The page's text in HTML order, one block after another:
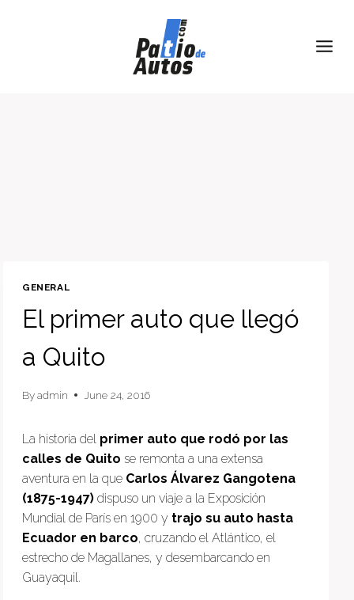
GENERAL
El primer auto que llegó
a Quito
Byadmin June 24, 2016
La historia del primer auto que rodó por las
calles de Quito se remonta a una extensa
aventura en la que Carlos Álvarez Gangotena
(1875-1947) dispuso un viaje a la Exposición
Mundial de París en 1900 y trajo su auto hasta
Ecuador en barco, cruzando el Atlántico, el
estrecho de Magallanes, y desembarcando en
Guayaquil.